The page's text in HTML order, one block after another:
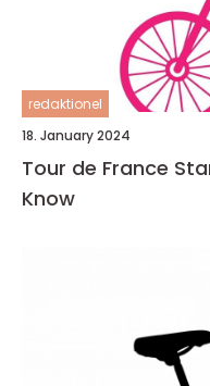
redaktionel
18. January 2024
Tour de France
Know